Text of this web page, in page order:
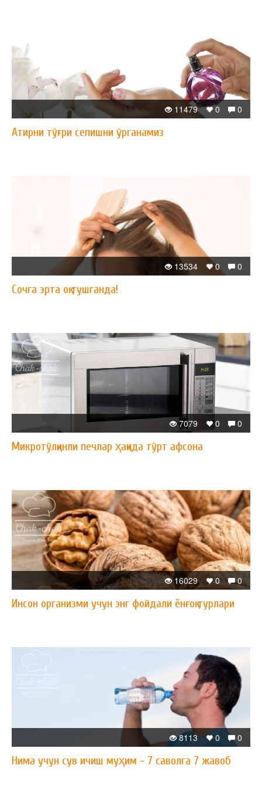
0
0
11479
Атирни тўғри сепишни ўрганамиз
0
0
13534
Сочга эрта оқ тушганда!
0
0
7079
Микротўлқинли печлар ҳақида тўрт афсона
0
0
16029
Инсон организми учун энг фойдали ёнғоқ турлари
0
0
8113
Нима учун сув ичиш муҳим - 7 саволга 7 жавоб